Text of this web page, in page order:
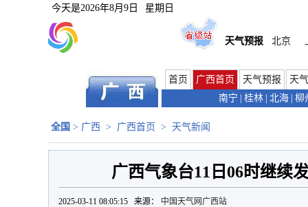
今天是2026年8月9日 星期日
天气预报 北京
首页 广西首页 天气预报
天
南宁
桂林 北海 柳
全国 > 广西 > 广西首页 > 天气新闻
广西气象台11日06时继续
2025-03-11 08:05:15 来源： 中国天气网广西站